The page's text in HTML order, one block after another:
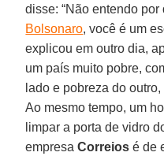
disse: “Não entendo
Bolsonaro, você é um
explicou em outro dia,
um país muito pobre,
lado e pobreza do
Ao mesmo tempo, um
limpar a porta de vidro
empresaCorreios é de